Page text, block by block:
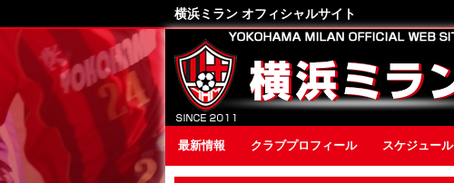
横浜ミラン オフィシャルサイト
最新情報 クラブプロフィール スケジュール